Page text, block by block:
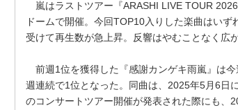
嵐はラストツアー『ARASHI LIVE TOUR
ドームで開催。今回TOP10入りした楽曲はい
受けて再生数が急上昇。反響はやむことなく広
前週1位を獲得した『感謝カンゲキ雨嵐』は
週連続で1位となった。同曲は、2025年5月6日
のコンサートツアー開催が発表された際にも、